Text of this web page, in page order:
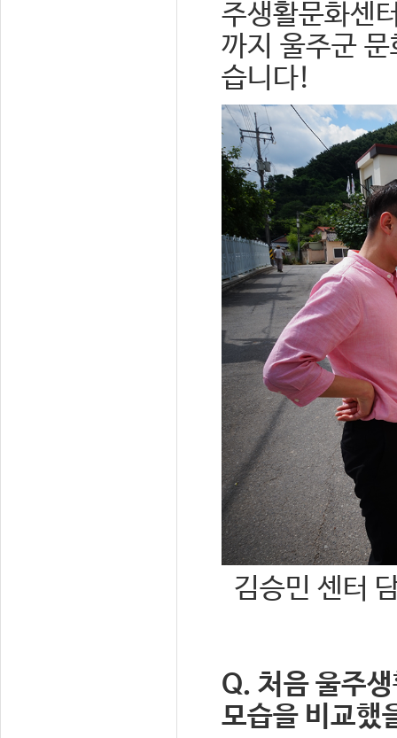
주생활문화센
까지 울주군
습니다!
김승민 센터
Q. 처음 울주
모습을 비교했